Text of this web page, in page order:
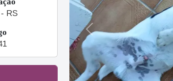
RS
Previous